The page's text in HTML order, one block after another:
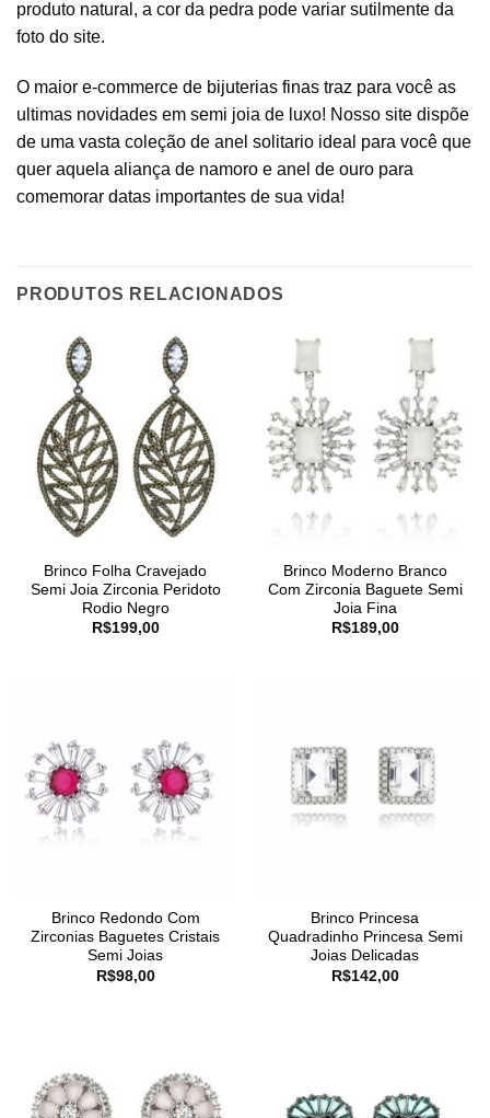
produto natural, a cor da pedra pode variar sutilmente da
foto do site.
O maior e-commerce de bijuterias finas traz para você as
ultimas novidades em semi joia de luxo! Nosso site dispõe
de uma vasta coleção de anel solitario ideal para você que
quer aquela aliança de namoro e anel de ouro para
comemorar datas importantes de sua vida!
PRODUTOS RELACIONADOS
Brinco Folha Cravejado
Semi Joia Zirconia Peridoto
Rodio Negro
R$199,00
Brinco Moderno Branco
Com Zirconia Baguete Semi
Joia Fina
R$189,00
Brinco Redondo Com
Zirconias Baguetes Cristais
Semi Joias
R$98,00
Brinco Princesa
Quadradinho Princesa Semi
Joias Delicadas
R$142,00